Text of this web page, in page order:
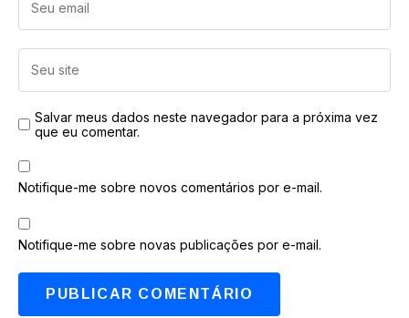
Salvar meus dados neste navegador para a próxima vez
que eu comentar.
Notifique-me sobre novos comentários por e-mail.
Notifique-me sobre novas publicações por e-mail.